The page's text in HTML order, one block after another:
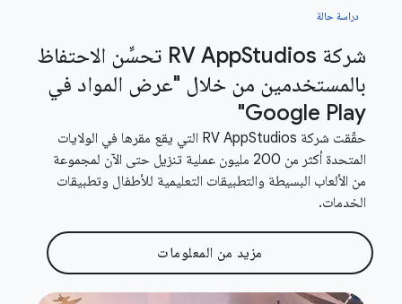
دراسة حالة
شركة RV App
Studios تحسِّن الاحتفاظ
بالمستخدمين من خلال "عرض المواد في
Google Play"
حقّقت شركة RV AppStudios التي يقع مقرها في الولايات
المتحدة أكثر من 200 مليون عملية تنزيل حتى الآن لمجموعة
من الألعاب البسيطة والتطبيقات التعليمية للأطفال وتطبيقات
الخدمات.
مزيد من المعلومات